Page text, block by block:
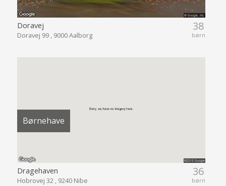
38
børn
Doravej
Doravej 99 , 9000 Aalborg
Børnehave
36
børn
Dragehaven
Hobrovej 32 , 9240 Nibe